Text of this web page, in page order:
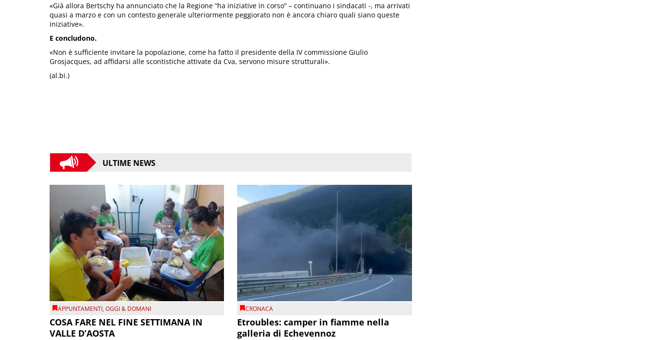
«Già allora Bertschy ha annunciato che la Regione “ha iniziative in corso” – continuano i sindacati -, ma arrivati
quasi a marzo e con un contesto generale ulteriormente peggiorato non è ancora chiaro quali siano queste
iniziative».
E concludono.
«Non è sufficiente invitare la popolazione, come ha fatto il presidente della IV commissione Giulio
Grosjacques, ad affidarsi alle scontistiche attivate da Cva, servono misure strutturali».
(al.bi.)
ULTIME NEWS
APPUNTAMENTI,OGGI & DOMANI
COSA FARE NEL FINE SETTIMANA IN
VALLE D’AOSTA
CRONACA
Etroubles: camper in fiamme nella
galleria di Echevennoz